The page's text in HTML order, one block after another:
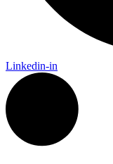
Linkedin-in